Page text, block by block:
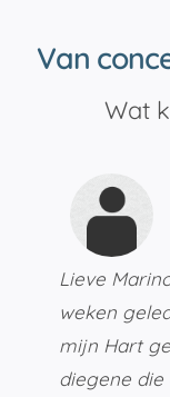
Van
Wat
Lieve
weken
mijn Hart
diegene die